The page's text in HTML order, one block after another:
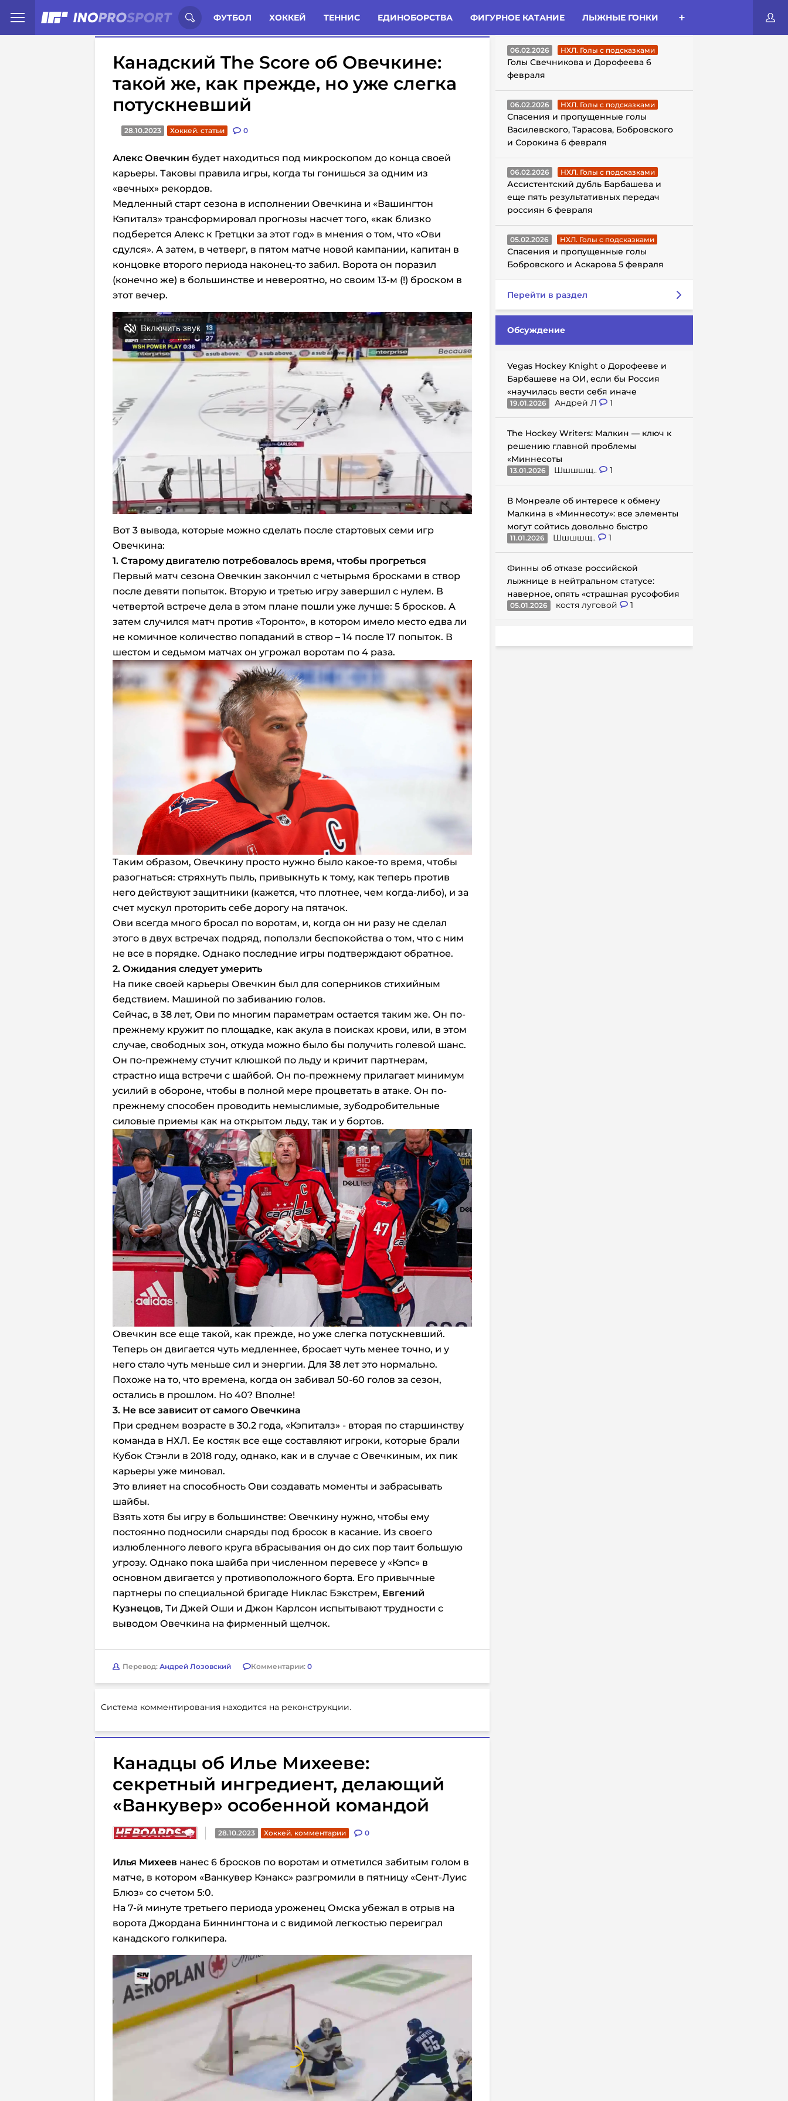
ФУТБОЛ ХОККЕЙ ТЕННИС ЕДИНОБОРСТВА ФИГУРНОЕ КАТАНИЕ ЛЫЖНЫЕ ГОНКИ
Иностранцы о спорте России: Статьи Комменты Новости
Канадский The Score об Овечкине:
такой же, как прежде, но уже слегка
потускневший
28.10.2023 Хоккей. статьи 0
Алекс Овечкин будет находиться под микроскопом до конца своей
карьеры. Таковы правила игры, когда ты гонишься за одним из
«вечных» рекордов.
Медленный старт сезона в исполнении Овечкина и «Вашингтон
Кэпиталз» трансформировал прогнозы насчет того, «как близко
подберется Алекс к Гретцки за этот год» в мнения о том, что «Ови
сдулся». А затем, в четверг, в пятом матче новой кампании, капитан в
концовке второго периода наконец-то забил. Ворота он поразил
(конечно же) в большинстве и невероятно, но своим 13-м (!) броском в
этот вечер.
Вот 3 вывода, которые можно сделать после стартовых семи игр
Овечкина:
1. Старому двигателю потребовалось время, чтобы прогреться
Первый матч сезона Овечкин закончил с четырьмя бросками в створ
после девяти попыток. Вторую и третью игру завершил с нулем. В
четвертой встрече дела в этом плане пошли уже лучше: 5 бросков. А
затем случился матч против «Торонто», в котором имело место едва ли
не комичное количество попаданий в створ – 14 после 17 попыток. В
шестом и седьмом матчах он угрожал воротам по 4 раза.
Таким образом, Овечкину просто нужно было какое-то время, чтобы
разогнаться: стряхнуть пыль, привыкнуть к тому, как теперь против
него действуют защитники (кажется, что плотнее, чем когда-либо), и за
счет мускул проторить себе дорогу на пятачок.
Ови всегда много бросал по воротам, и, когда он ни разу не сделал
этого в двух встречах подряд, поползли беспокойства о том, что с ним
не все в порядке. Однако последние игры подтверждают обратное.
2. Ожидания следует умерить
На пике своей карьеры Овечкин был для соперников стихийным
бедствием. Машиной по забиванию голов.
Сейчас, в 38 лет, Ови по многим параметрам остается таким же. Он по-
прежнему кружит по площадке, как акула в поисках крови, или, в этом
случае, свободных зон, откуда можно было бы получить голевой шанс.
Он по-прежнему стучит клюшкой по льду и кричит партнерам,
страстно ища встречи с шайбой. Он по-прежнему прилагает минимум
усилий в обороне, чтобы в полной мере процветать в атаке. Он по-
прежнему способен проводить немыслимые, зубодробительные
силовые приемы как на открытом льду, так и у бортов.
Овечкин все еще такой, как прежде, но уже слегка потускневший.
Теперь он двигается чуть медленнее, бросает чуть менее точно, и у
него стало чуть меньше сил и энергии. Для 38 лет это нормально.
Похоже на то, что времена, когда он забивал 50-60 голов за сезон,
остались в прошлом. Но 40? Вполне!
3. Не все зависит от самого Овечкина
При среднем возрасте в 30.2 года, «Кэпиталз» - вторая по старшинству
команда в НХЛ. Ее костяк все еще составляют игроки, которые брали
Кубок Стэнли в 2018 году, однако, как и в случае с Овечкиным, их пик
карьеры уже миновал.
Это влияет на способность Ови создавать моменты и забрасывать
шайбы.
Взять хотя бы игру в большинстве: Овечкину нужно, чтобы ему
постоянно подносили снаряды под бросок в касание. Из своего
излюбленного левого круга вбрасывания он до сих пор таит большую
угрозу. Однако пока шайба при численном перевесе у «Кэпс» в
основном двигается у противоположного борта. Его привычные
партнеры по специальной бригаде Никлас Бэкстрем, Евгений
Кузнецов, Ти Джей Оши и Джон Карлсон испытывают трудности с
выводом Овечкина на фирменный щелчок.
Перевод: Андрей Лозовский Комментарии: 0
Система комментирования находится на реконструкции.
Канадцы об Илье Михееве:
секретный ингредиент, делающий
«Ванкувер» особенной командой
28.10.2023 Хоккей. комментарии 0
Илья Михеев нанес 6 бросков по воротам и отметился забитым голом в
матче, в котором «Ванкувер Кэнакс» разгромили в пятницу «Сент-Луис
Блюз» со счетом 5:0.
На 7-й минуте третьего периода уроженец Омска убежал в отрыв на
ворота Джордана Биннингтона и с видимой легкостью переиграл
канадского голкипера.
ГОЛЫ С ПОДСКАЗКАМИ
06.02.2026 НХЛ. Голы с подсказками
Голы Свечникова и Дорофеева 6
февраля
06.02.2026 НХЛ. Голы с подсказками
Спасения и пропущенные голы
Василевского, Тарасова, Бобровского
и Сорокина 6 февраля
06.02.2026 НХЛ. Голы с подсказками
Ассистентский дубль Барбашева и
еще пять результативных передач
россиян 6 февраля
05.02.2026 НХЛ. Голы с подсказками
Спасения и пропущенные голы
Бобровского и Аскарова 5 февраля
Перейти в раздел
Обсуждение
Vegas Hockey Knight о Дорофееве и
Барбашеве на ОИ, если бы Россия
«научилась вести себя иначе
19.01.2026 Андрей Л 1
The Hockey Writers: Малкин — ключ к
решению главной проблемы
«Миннесоты
13.01.2026 Шшшшщ.. 1
В Монреале об интересе к обмену
Малкина в «Миннесоту»: все элементы
могут сойтись довольно быстро
11.01.2026 Шшшшщ.. 1
Финны об отказе российской
лыжнице в нейтральном статусе:
наверное, опять «страшная русофобия
05.01.2026 костя луговой 1